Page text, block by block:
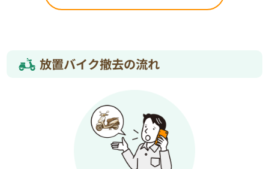
放置バイク撤去の流れ